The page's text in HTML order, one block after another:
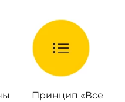
Принцип «Все